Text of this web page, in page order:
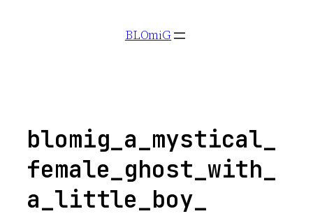
BLOmiG
blomig_a_mystical_
female_ghost_with_
a_little_boy_